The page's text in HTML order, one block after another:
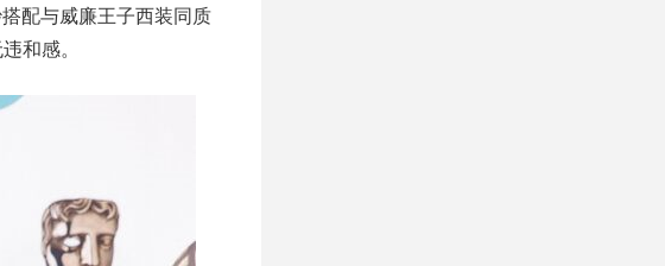
配与威廉王子西装同质
和感。